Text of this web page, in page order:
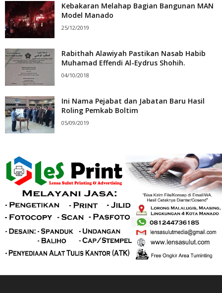
Kebakaran Melahap Bagian Bangunan MAN
Model Manado
25/12/2019
Rabithah Alawiyah Pastikan Nasab Habib
Muhamad Effendi Al-Eydrus Shohih.
04/10/2018
Ini Nama Pejabat dan Jabatan Baru Hasil
Roling Pemkab Boltim
05/09/2019